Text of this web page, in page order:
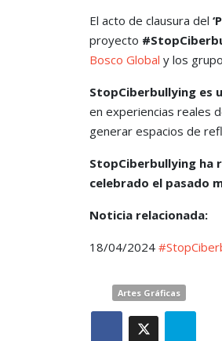
El acto de clausura del
proyecto
Bosco Global y los
StopCiberbullying es
en experiencias reales
generar espacios de
StopCiberbullying ha
celebrado el pasado
Noticia relacionada:
18/04/2024
Artes Gráficas